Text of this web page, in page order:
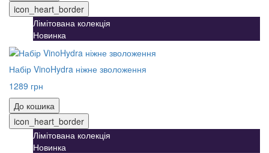
icon_heart_border
Лімітована колекція
Новинка
Набір VinoHydra ніжне зволоження
1289 грн
До кошика
icon_heart_border
Лімітована колекція
Новинка